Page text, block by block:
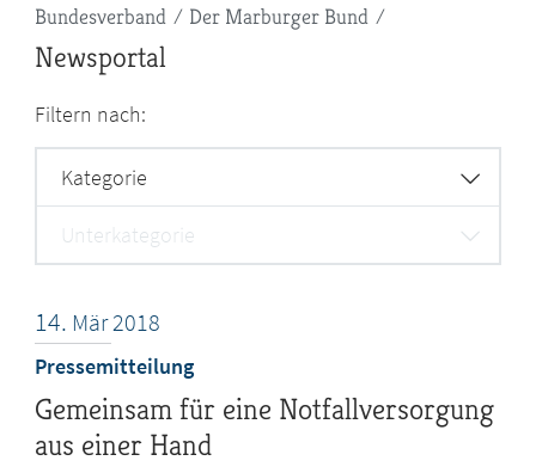
Pfadnavigation
Bundesverband Der Marburger Bund
Newsportal
Filtern nach:
Kategorie
Unterkategorie
14. Mär2018
Pressemitteilung
Gemeinsam für eine Notfallversorgung
aus einer Hand